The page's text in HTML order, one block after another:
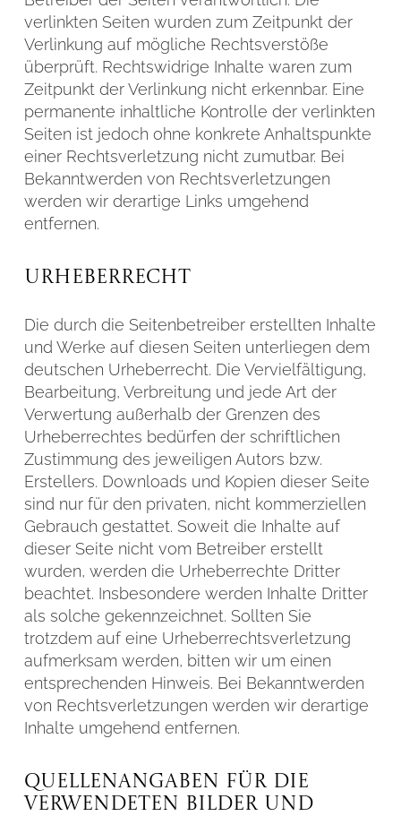
verlinkten Seiten wurden zum Zeitpunkt der
Verlinkung auf mögliche Rechtsverstöße
überprüft. Rechtswidrige Inhalte waren zum
Zeitpunkt der Verlinkung nicht erkennbar. Eine
permanente inhaltliche Kontrolle der verlinkten
Seiten ist jedoch ohne konkrete Anhaltspunkte
einer Rechtsverletzung nicht zumutbar. Bei
Bekanntwerden von Rechtsverletzungen
werden wir derartige Links umgehend
entfernen.
Urheberrecht
Die durch die Seitenbetreiber erstellten Inhalte
und Werke auf diesen Seiten unterliegen dem
deutschen Urheberrecht. Die Vervielfältigung,
Bearbeitung, Verbreitung und jede Art der
Verwertung außerhalb der Grenzen des
Urheberrechtes bedürfen der schriftlichen
Zustimmung des jeweiligen Autors bzw.
Erstellers. Downloads und Kopien dieser Seite
sind nur für den privaten, nicht kommerziellen
Gebrauch gestattet. Soweit die Inhalte auf
dieser Seite nicht vom Betreiber erstellt
wurden, werden die Urheberrechte Dritter
beachtet. Insbesondere werden Inhalte Dritter
als solche gekennzeichnet. Sollten Sie
trotzdem auf eine Urheberrechtsverletzung
aufmerksam werden, bitten wir um einen
entsprechenden Hinweis. Bei Bekanntwerden
von Rechtsverletzungen werden wir derartige
Inhalte umgehend entfernen.
Quellenangaben für die
verwendeten Bilder und